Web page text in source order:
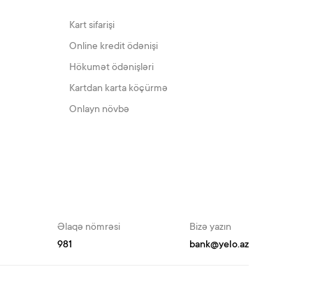
Kart sifarişi
Online kredit ödənişi
Hökumət ödənişləri
Kartdan karta köçürmə
Onlayn növbə
Əlaqə nömrəsi
981
Bizə yazın
bank@yelo.az